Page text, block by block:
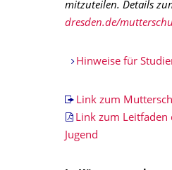
mitzuteilen. Details
dresden.de/
Hinweise für
Link zum
Link zum Leitfaden
Jugend